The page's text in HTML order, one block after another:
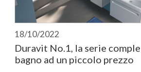
18/10/2022
Duravit No.1, la serie
bagno ad un piccolo prezzo